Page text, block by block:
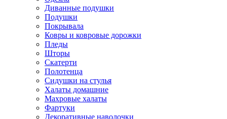
Диванные подушки
Подушки
Покрывала
Ковры и ковровые дорожки
Пледы
Шторы
Скатерти
Полотенца
Сидушки на стулья
Халаты домашние
Махровые халаты
Фартуки
Декоративные наволочки